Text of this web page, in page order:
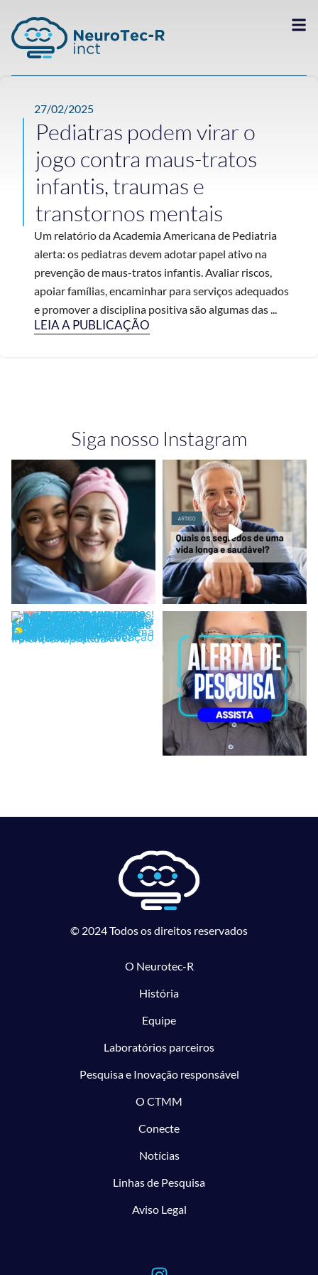
27/02/2025
Pediatras podem virar o
jogo contra maus-tratos
infantis, traumas e
transtornos mentais
Um relatório da Academia Americana de Pediatria
alerta: os pediatras devem adotar papel ativo na
prevenção de maus-tratos infantis. Avaliar riscos,
apoiar famílias, encaminhar para serviços adequados
e promover a disciplina positiva são algumas das ...
LEIA A PUBLICAÇÃO
Siga nosso Instagram
© 2024 Todos os direitos reservados
O Neurotec-R
História
Equipe
Laboratórios parceiros
Pesquisa e Inovação responsável
O CTMM
Conecte
Notícias
Linhas de Pesquisa
Aviso Legal